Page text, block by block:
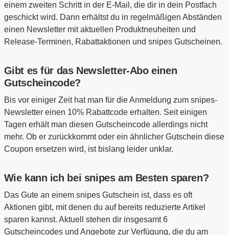
einem zweiten Schritt in der E-Mail, die dir in dein Postfach
geschickt wird. Dann erhältst du in regelmäßigen Abständen
einen Newsletter mit aktuellen Produktneuheiten und
Release-Terminen, Rabattaktionen und snipes Gutscheinen.
Gibt es für das Newsletter-Abo einen
Gutscheincode?
Bis vor einiger Zeit hat man für die Anmeldung zum snipes-
Newsletter einen 10% Rabattcode erhalten. Seit einigen
Tagen erhält man diesen Gutscheincode allerdings nicht
mehr. Ob er zurückkommt oder ein ähnlicher Gutschein diese
Coupon ersetzen wird, ist bislang leider unklar.
Wie kann ich bei snipes am Besten sparen?
Das Gute an einem snipes Gutschein ist, dass es oft
Aktionen gibt, mit denen du auf bereits reduzierte Artikel
sparen kannst. Aktuell stehen dir insgesamt 6
Gutscheincodes und Angebote zur Verfügung, die du am